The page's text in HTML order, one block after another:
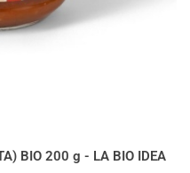
BIO 200 g - LA BIO IDEA